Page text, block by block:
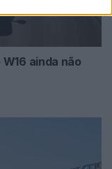
ainda não